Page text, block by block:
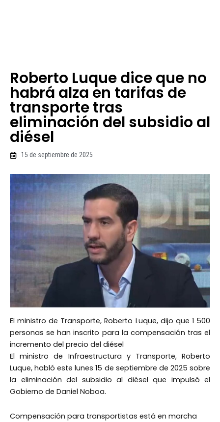
Roberto Luque dice que no
habrá alza en tarifas de
transporte tras
eliminación del subsidio al
diésel
15 de septiembre de 2025
El ministro de Transporte, Roberto Luque, dijo que 1 500
personas se han inscrito para la compensación tras el
incremento del precio del diésel
El ministro de Infraestructura y Transporte, Roberto
Luque, habló este lunes 15 de septiembre de 2025 sobre
la eliminación del subsidio al diésel que impulsó el
Gobierno de Daniel Noboa.
Compensación para transportistas está en marcha